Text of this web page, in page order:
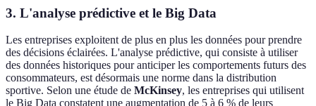
3. L'analyse prédictive et le Big Data
Les entreprises exploitent de plus en plus les données pour prendre
des décisions éclairées. L'analyse prédictive, qui consiste à utiliser
des données historiques pour anticiper les comportements futurs des
consommateurs, est désormais une norme dans la distribution
sportive. Selon une étude de McKinsey, les entreprises qui utilisent
le Big Data constatent une augmentation de 5 à 6 % de leurs